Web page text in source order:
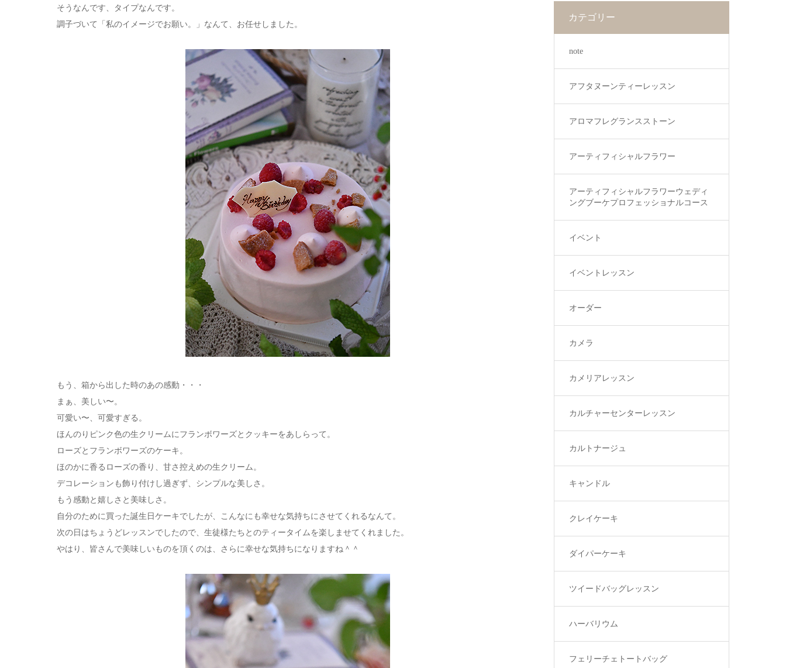
そうなんです、タイプなんです。
調子づいて「私のイメージでお願い。」なんて、お任せしました。
もう、箱から出した時のあの感動・・・
まぁ、美しい〜。
可愛い〜、可愛すぎる。
ほんのりピンク色の生クリームにフランボワーズとクッキーをあしらって。
ローズとフランボワーズのケーキ。
ほのかに香るローズの香り、甘さ控えめの生クリーム。
デコレーションも飾り付けし過ぎず、シンプルな美しさ。
もう感動と嬉しさと美味しさ。
自分のために買った誕生日ケーキでしたが、こんなにも幸せな気持ちにさせてくれるなんて。
次の日はちょうどレッスンでしたので、生徒様たちとのティータイムを楽しませてくれました。
やはり、皆さんで美味しいものを頂くのは、さらに幸せな気持ちになりますね＾＾
カテゴリー
note
アフタヌーンティーレッスン
アロマフレグランスストーン
アーティフィシャルフラワー
アーティフィシャルフラワーウェディ
ングブーケプロフェッショナルコース
イベント
イベントレッスン
オーダー
カメラ
カメリアレッスン
カルチャーセンターレッスン
カルトナージュ
キャンドル
クレイケーキ
ダイパーケーキ
ツイードバッグレッスン
ハーバリウム
フェリーチェトートバッグ